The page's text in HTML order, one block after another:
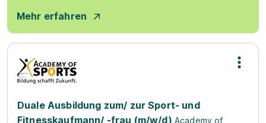
Mehr erfahren
Duale Ausbildung zum/ zur Sport- und
Fitnesskaufmann/ -frau (m/w/d) Academy of